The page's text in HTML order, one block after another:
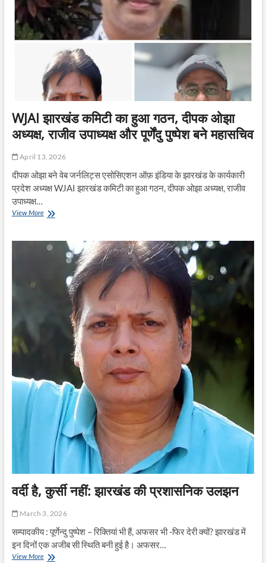
में
छपी
खबर
का
असर,
अवैध
मिट्टी
बालू
लदे
दो
ट्रैक्टर
हुए
WJAI झारखंड कमिटी का हुआ गठन, दीपक ओझा
अध्यक्ष, राजीव उपाध्यक्ष और पूर्णेंदु पुष्पेश बने महासचिव
April 13, 2026
दीपक ओझा बने वेब जर्नलिट्स एसोसिएशन ऑफ़ इंडिया के झारखंड के कार्यकारी
प्रदेश अध्यक्ष WJAI झारखंड कमिटी का हुआ गठन, दीपक ओझा अध्यक्ष, राजीव
उपाध्यक्ष…
View MoreWJAI
का
वर्दी है, कुर्सी नहीं: झारखंड की प्रशासनिक उलझन
March 3, 2026
सम्पादकीय : पूर्णेन्दु पुष्पेश – रिक्तियां भी हैं, अफसर भी -फिर देरी क्यों? झारखंड में
इन दिनों एक अजीब सी स्थिति बनी हुई है। अफसर…
View Moreवर्दी